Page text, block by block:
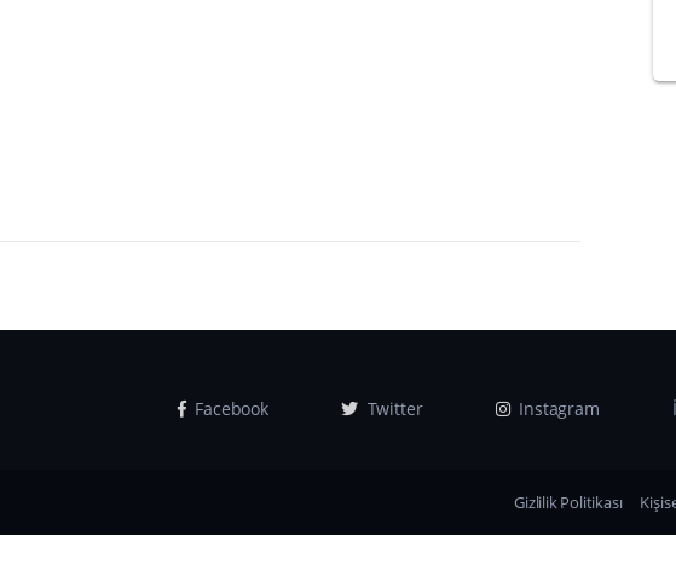
Facebook Twitter Instagram
Gizlilik Politikası